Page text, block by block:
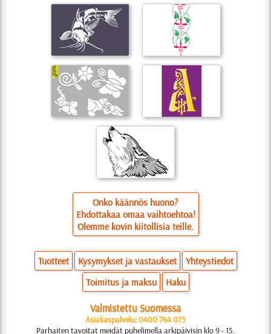
Onko käännös huono?
Ehdottakaa omaa vaihtoehtoa!
Olemme kovin kiitollisia teille.
Tuotteet Kysymykset ja vastaukset
Yhteystiedot
Toimitus ja maksu
Haku
Valmistettu Suomessa
Asiakaspalvelu: 0400 764 075
Parhaiten tavoitat meidät puhelimella arkipäivisin klo 9 - 15.